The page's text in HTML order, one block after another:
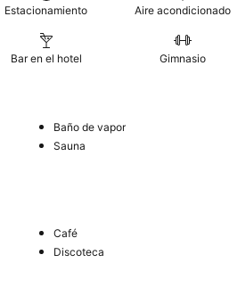
Estacionamiento Aire acondicionado
Bar en el hotel Gimnasio
Baño de vapor
Sauna
Café
Discoteca